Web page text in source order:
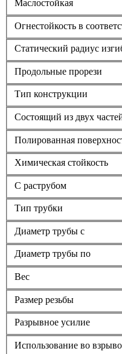
Маслостойкая
Огнестойкость в
Статический радиус
Продольные прорези
Тип конструкции
Состоящий из двух
Полированная
Химическая стойкость
С раструбом
Тип трубки
Диаметр трубы с
Диаметр трубы по
Вес
Размер резьбы
Разрывное усилие
Использование во